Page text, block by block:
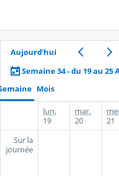
Aujourd’hui
Semaine 34 - du 19 au 25
Mois
lun.
19
mar.
20
21
Sur la
journée